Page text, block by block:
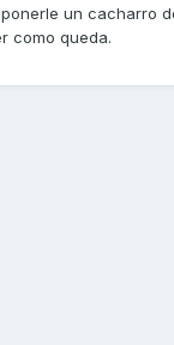
un cacharro
como queda.